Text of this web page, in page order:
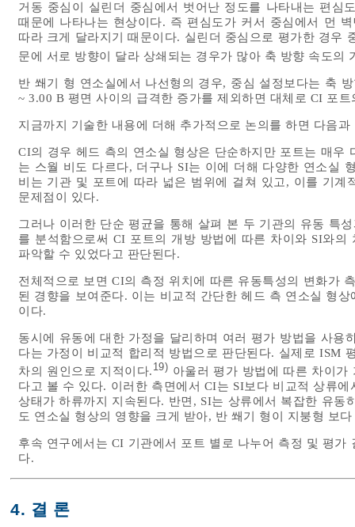
거동 중심이 실린더 중심에서 벗어난 정도를 나타내는 편심
때문에 나타나는 현상이다. 즉 편심도가 커서 중심에서 먼
따라 크게 달라지기 때문이다. 실린더 중심으로 평가한 경우
문에 서로 방향이 달라 상쇄되는 경우가 많아 축 방향 속도의
반 쐐기 형 연소실에서 나선형의 경우, 중심 설정보다는 축
~ 3.00 B 평면 사이의 급격한 증가를 제외하면 대체로 CI 포
지금까지 기술한 내용에 더해 추가적으로 논의를 하면 다음과
CI의 경우 헤드 측의 연소실 형상은 단순하지만 포트는 매우
는 스월 비도 다르다, 더구나 SI는 이에 더해 다양한 연소실
비는 기관 및 포트에 따라 넓은 범위에 걸쳐 있고, 이를 기
문제점이 있다.
그러나 이러한 단순 평균을 통해 살펴 본 두 기관의 유동 특
를 분석함으로써 CI 포트의 개방 방법에 따른 차이와 SI와
파악할 수 있었다고 판단된다.
전체적으로 보면 CI의 측정 위치에 따른 유동특성의 변화가
된 경향을 보여준다. 이는 비교적 간단한 헤드 측 연소실 형
이다.
동시에 유동에 대한 가정을 달리하며 여러 평가 방법을 사용
다는 가정이 비교적 합리적 방법으로 판단된다. 실제로 ISM
차의 원인으로 지적이다. 19) 아울러 평가 방법에 따른 차이
다고 볼 수 있다. 이러한 측면에서 CI는 SI보다 비교적 상류
상태가 하류까지 지속된다. 반면, SI는 상류에서 복잡한 유
도 연소실 형상의 영향을 크게 받아, 반 쐐기 형이 지붕형 보
후속 연구에서는 CI 기관에서 포트 별로 나누어 측정 및 평
다.
4. 결 론